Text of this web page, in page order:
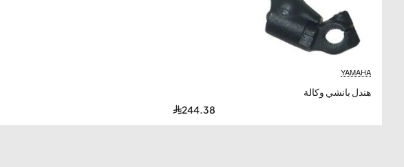
YAMAHA
هندل بانشي وكالة
244.38